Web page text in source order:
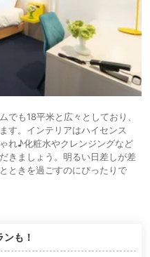
でも18平米と広々としており、
す。インテリアはハイセンス
れ♪化粧水やクレンジングなど
きましょう。明るい日差しが差
ときを過ごすのにぴったりで
も！